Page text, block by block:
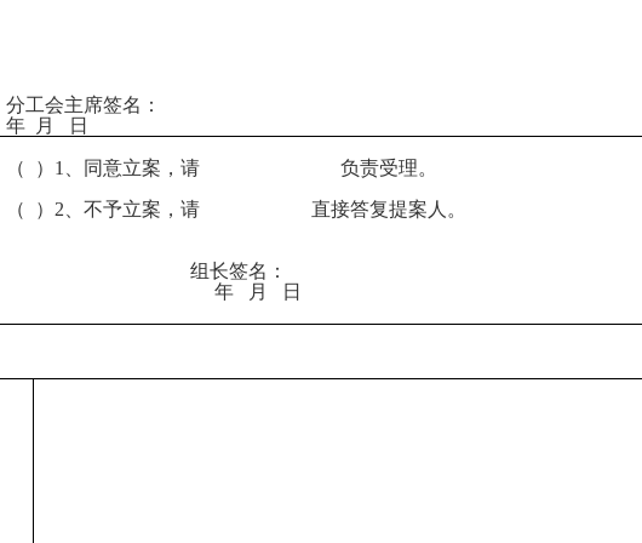
分工会主席签名：
年 月 日
（ ）1、同意立案，请 负责受理。
（ ）2、不予立案，请 直接答复提案人。
组长签名：
年 月 日